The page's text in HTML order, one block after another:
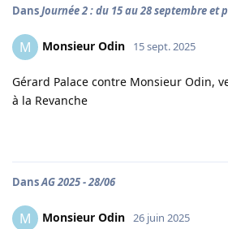
DansJournée 2 : du 15 au 28 septembre et
M Monsieur Odin 15 sept. 2025
Gérard Palace contre Monsieur Odin,
à la Revanche
DansAG 2025 - 28/06
M Monsieur Odin 26 juin 2025